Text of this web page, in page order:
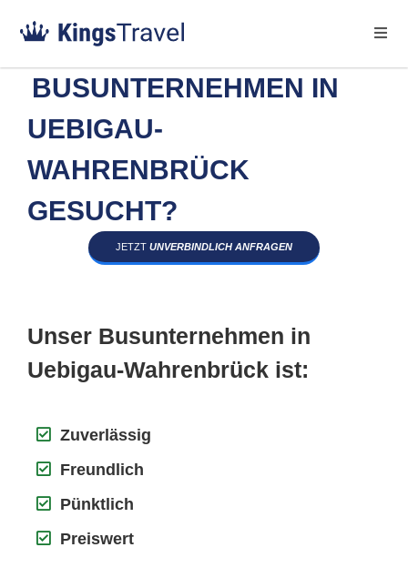
BUSUNTERNEHMEN IN
UEBIGAU-
WAHRENBRÜCK
GESUCHT?
JETZT UNVERBINDLICH ANFRAGEN
Unser Busunternehmen in
Uebigau-Wahrenbrück ist:
Zuverlässig
Freundlich
Pünktlich
Preiswert